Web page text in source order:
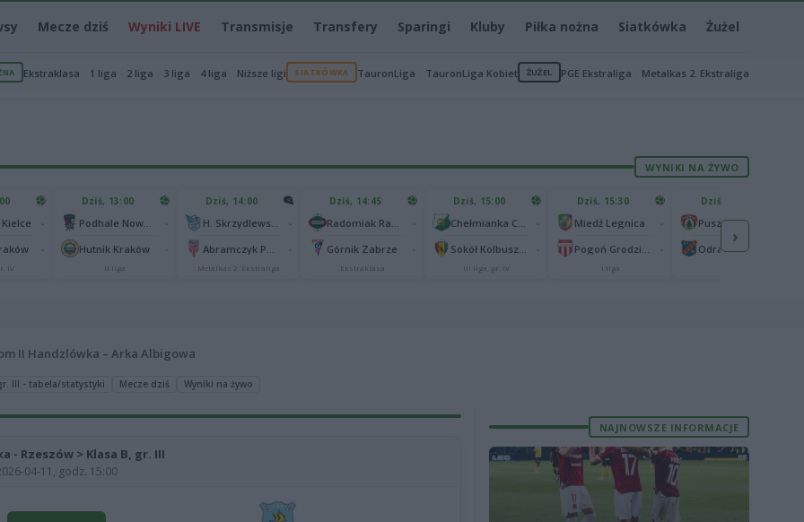
Mecze dziś Wyniki LIVE Transmisje Transfery Sparingi Kluby Piłka nożna Siatkówka Żużel
Ekstraklasa 1 liga 2 liga 3 liga 4 liga Niższe ligi SIATKÓWKA TauronLiga TauronLiga Kobiet ŻUŻEL PGE Ekstraliga Metalkas 2. Ekstraliga
WYNIKI NA ŻYWO
IV
Dziś, 13:00
Hutnik Kraków
II liga
Dziś, 14:00
Metalkas 2. Ekstraliga
Dziś, 14:45
Górnik Zabrze
Ekstraklasa
Dziś, 15:00
III liga, gr. IV
Dziś, 15:30
Miedź Legnica
I liga
Dziś, 15:30
Odra Opole
›
II Handzlówka – Arka Albigowa
III - tabela/statystyki Mecze dziś Wyniki na żywo
- Rzeszów > Klasa B, gr. III
04-11, godz. 15:00
NAJNOWSZE INFORMACJE